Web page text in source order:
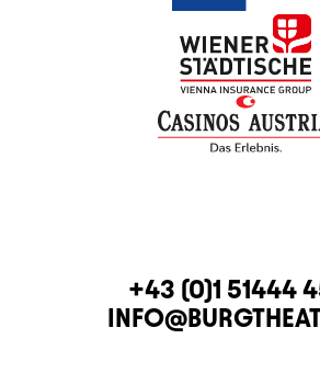
KONTAKTTELEFON
+43 (0)1 51444
E-MAIL